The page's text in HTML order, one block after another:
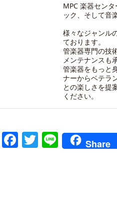
MPC 楽器セン
ック、そして音
様々なジャンル
ております。
管楽器専門の技
メンテナンスも
管楽器をもっと
ナーからベテラ
との楽しさを提
ください。
Facebook
Twitter
LineShare